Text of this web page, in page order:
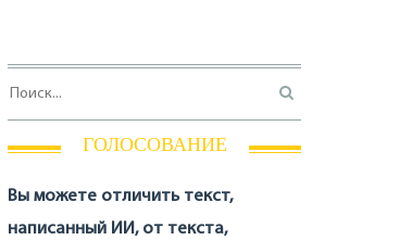
ГОЛОСОВАНИЕ
Вы можете отличить текст,
написанный ИИ, от текста,